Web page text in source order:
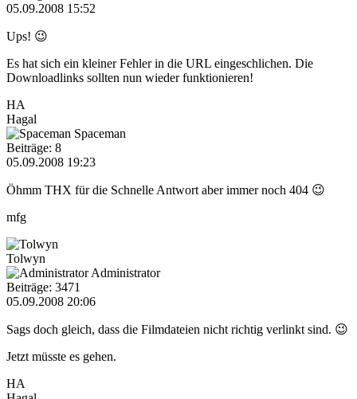
05.09.2008 15:52
Ups! 😉
Es hat sich ein kleiner Fehler in die URL eingeschlichen. Die
Downloadlinks sollten nun wieder funktionieren!
HA
Hagal
Spaceman
Beiträge: 8
05.09.2008 19:23
Öhmm THX für die Schnelle Antwort aber immer noch 404 😉
mfg
Tolwyn
Administrator
Beiträge: 3471
05.09.2008 20:06
Sags doch gleich, dass die Filmdateien nicht richtig verlinkt sind. 😉
Jetzt müsste es gehen.
HA